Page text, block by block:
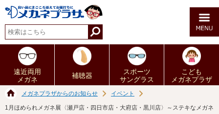
遠近両用
メガネ
補聴器
スポーツ
サングラス
こども
メガネプラザ
メガネプラザからのお知らせ イベント
1月ほめられメガネ展〈瀬戸店・四日市店・大府店・黒川店〉～ステキなメガネ